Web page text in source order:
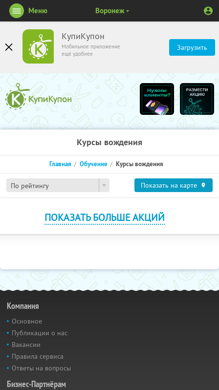
КупиКупон
Мобильное приложение
ещё удобнее
Загрузить
Меню Воронеж
Курсы вождения
По рейтингу
Главная Обучение Курсы вождения
Показать на карте
ПОКАЗАТЬ БОЛЬШЕ АКЦИЙ
Компания
Основное
Публикации о нас
Вакансии
Правила сервиса
Ответы на вопросы
Бизнес-Партнёрам